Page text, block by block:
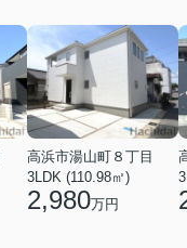
高浜市湯山町８丁目
3LDK (110.98㎡)
2,980万円